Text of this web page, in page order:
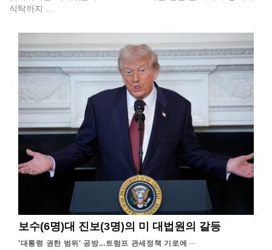
식탁까지 ...
보수(6명)대 진보(3명)의 미 대법원의 갈등
'대통령 권한 범위' 공방...트럼프 관세정책 기로에
--